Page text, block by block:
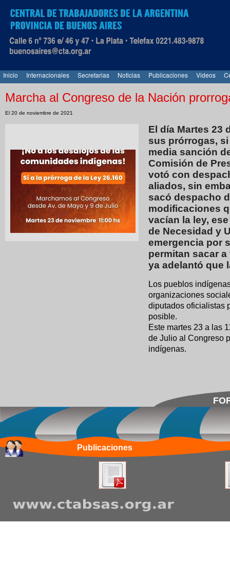
Inicio Internacionales Secretarias Noticias Publicaciones Videos
Marcha al Congreso de la Nación
El 20 de noviembre de 2021
El día Martes 23
sus prórrogas,
media sanción
Comisión de
votó con
aliados, sin
sacó despacho
modificaciones
vacían la ley,
de Necesidad y
emergencia por
permitan sacar
ya adelantó que
Los pueblos
organizaciones
diputados oficialistas
posible.
Este martes 23 a las
de Julio al Congreso
indígenas.
Publicaciones